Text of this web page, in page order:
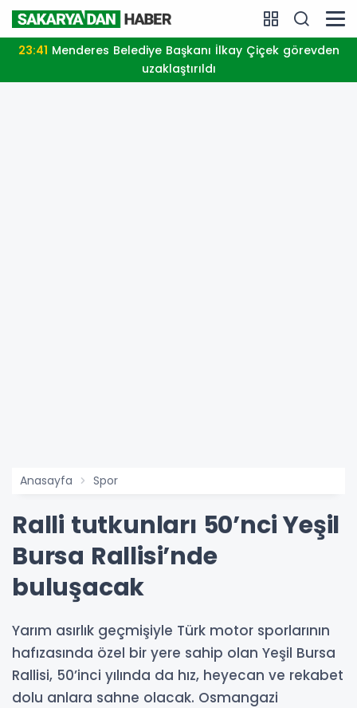
23:41
uzaklaştırıldı
Anasayfa Spor
Ralli tutkunları 50’nci Yeşil
Bursa Rallisi’nde
buluşacak
Yarım asırlık geçmişiyle Türk motor sporlarının
hafızasında özel bir yere sahip olan Yeşil Bursa
Rallisi, 50’inci yılında da hız, heyecan ve rekabet
dolu anlara sahne olacak. Osmangazi